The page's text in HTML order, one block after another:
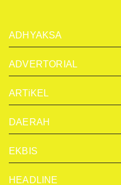
ADHYAKSA
ADVERTORIAL
ARTiKEL
DAERAH
EKBIS
HEADLINE